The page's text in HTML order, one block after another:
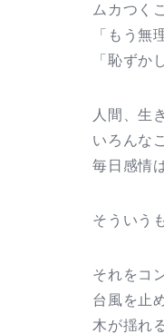
ムカつく
「もう無
「恥ずか
人間、生
いろんな
毎日感情
そういう
それをコ
台風を止
木が揺れ